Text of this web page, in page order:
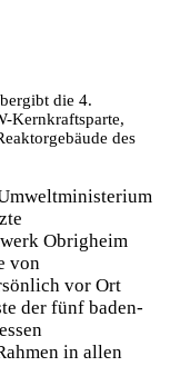
die 4.
Kernkraftsparte,
des
Obrigheim
von
vor Ort
der fünf baden-
in allen